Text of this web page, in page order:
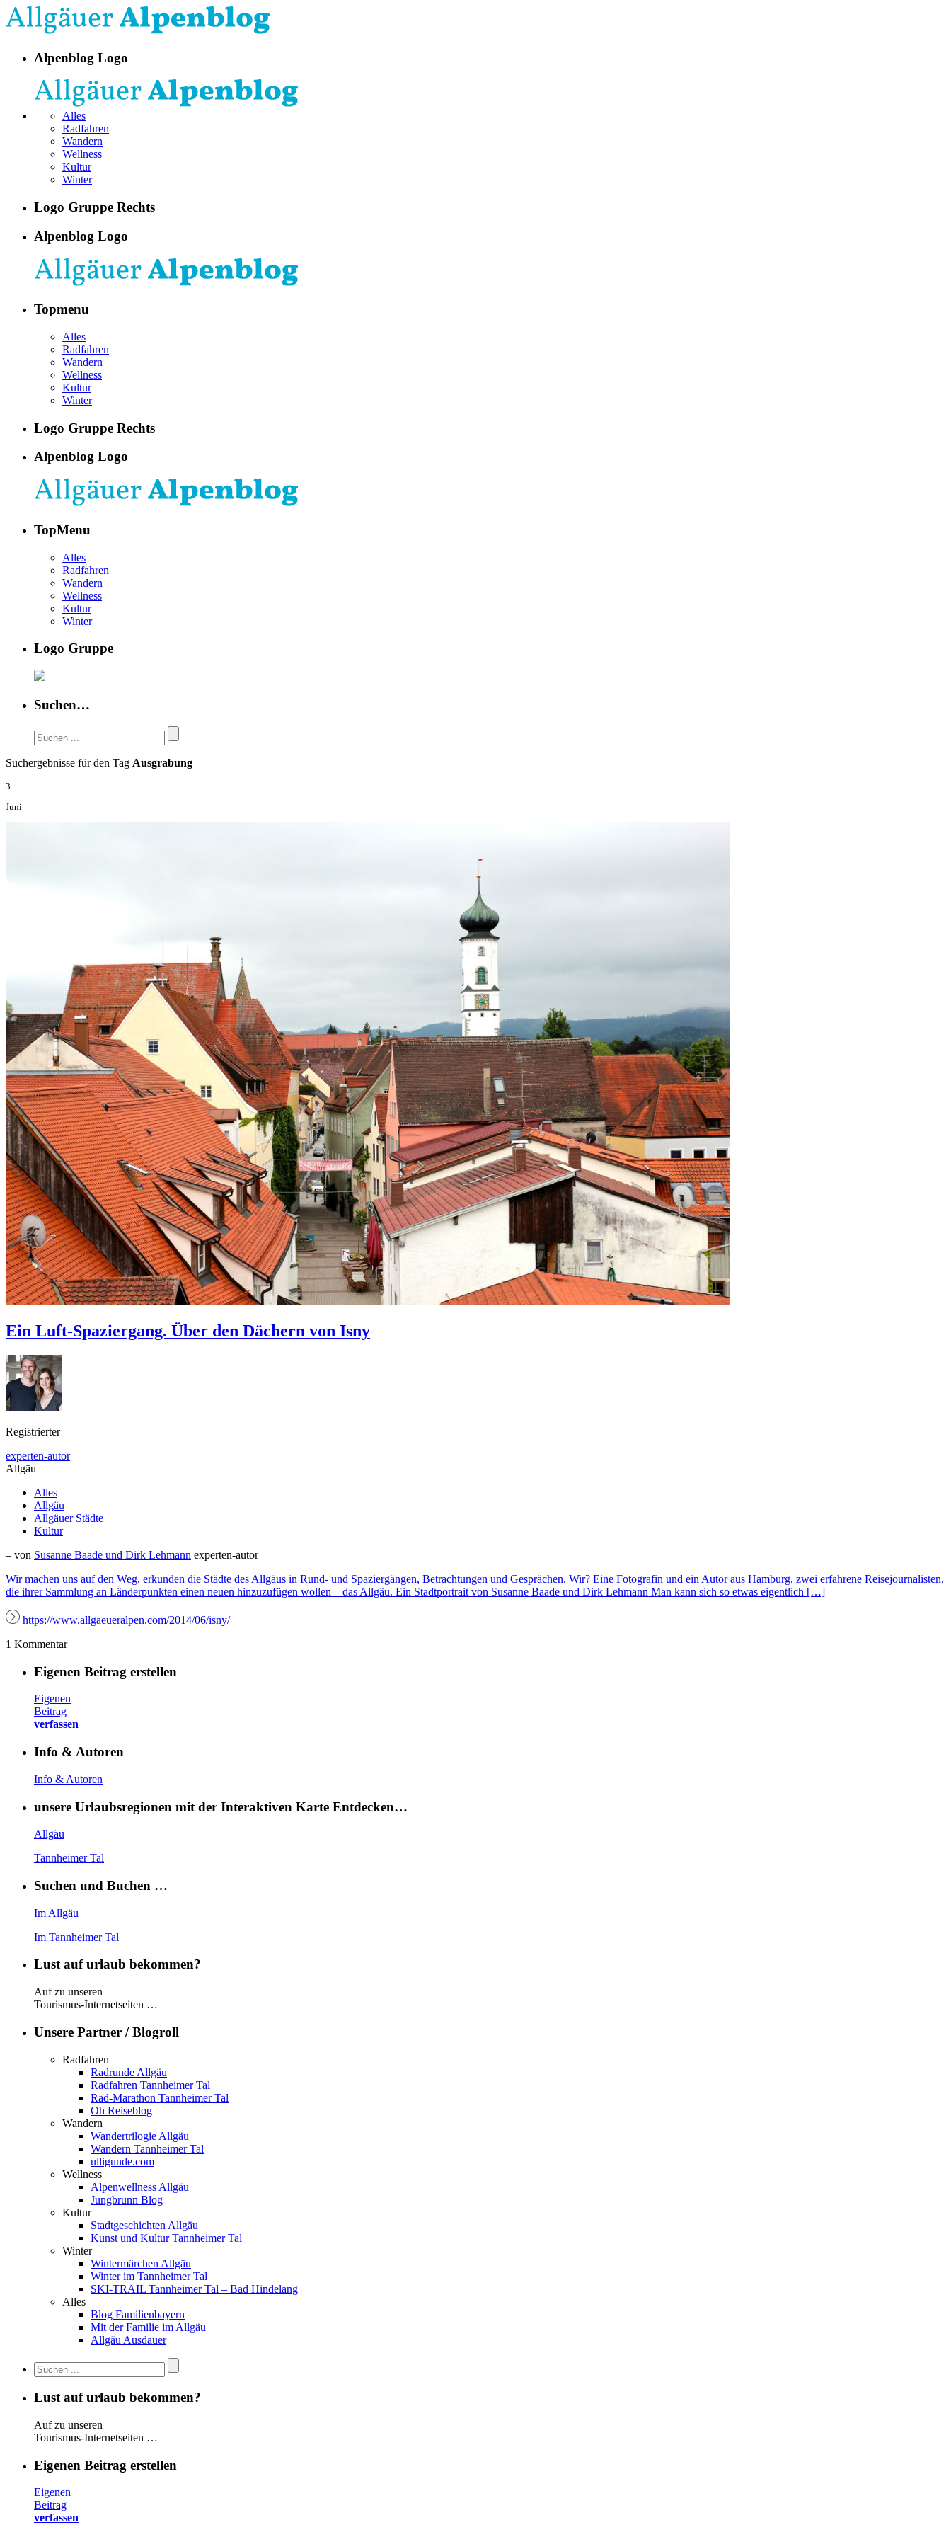
Alpenblog Logo
Alles
Radfahren
Wandern
Wellness
Kultur
Winter
Logo Gruppe Rechts
Alpenblog Logo
Topmenu
Alles
Radfahren
Wandern
Wellness
Kultur
Winter
Logo Gruppe Rechts
Alpenblog Logo
TopMenu
Alles
Radfahren
Wandern
Wellness
Kultur
Winter
Logo Gruppe
Suchen…
Suchergebnisse für den Tag Ausgrabung
3.
Juni
Ein Luft-Spaziergang. Über den Dächern von Isny
Registrierter
experten-autor
Allgäu –
Alles
Allgäu
Allgäuer Städte
Kultur
– von Susanne Baade und Dirk Lehmann experten-autor
Wir machen uns auf den Weg, erkunden die Städte des Allgäus in Rund- und Spaziergängen, Betrachtungen und Gesprächen. Wir? Eine Fotografin und ein Autor aus Hamburg, zwei erfahrene Reisejournalisten,
die ihrer Sammlung an Länderpunkten einen neuen hinzuzufügen wollen – das Allgäu. Ein Stadtportrait von Susanne Baade und Dirk Lehmann Man kann sich so etwas eigentlich […]
https://www.allgaeueralpen.com/2014/06/isny/
1 Kommentar
Eigenen Beitrag erstellen
Eigenen
Beitrag
verfassen
Info & Autoren
Info & Autoren
unsere Urlaubsregionen mit der Interaktiven Karte Entdecken…
Allgäu
Tannheimer Tal
Suchen und Buchen …
Im Allgäu
Im Tannheimer Tal
Lust auf urlaub bekommen?
Auf zu unseren
Tourismus-Internetseiten …
Unsere Partner / Blogroll
Radfahren
Radrunde Allgäu
Radfahren Tannheimer Tal
Rad-Marathon Tannheimer Tal
Oh Reiseblog
Wandern
Wandertrilogie Allgäu
Wandern Tannheimer Tal
ulligunde.com
Wellness
Alpenwellness Allgäu
Jungbrunn Blog
Kultur
Stadtgeschichten Allgäu
Kunst und Kultur Tannheimer Tal
Winter
Wintermärchen Allgäu
Winter im Tannheimer Tal
SKI-TRAIL Tannheimer Tal – Bad Hindelang
Alles
Blog Familienbayern
Mit der Familie im Allgäu
Allgäu Ausdauer
Lust auf urlaub bekommen?
Auf zu unseren
Tourismus-Internetseiten …
Eigenen Beitrag erstellen
Eigenen
Beitrag
verfassen